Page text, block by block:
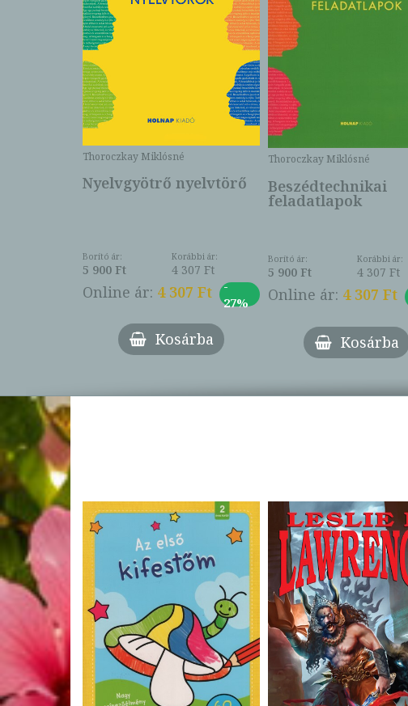
Thoroczkay Miklósné
Nyelvgyötrő nyelvtörő
Borító ár:
5 900 Ft
Korábbi ár:
4 307 Ft
Online ár: 4 307 Ft
-
27%
Kosárba
Thoroczkay Miklósné
Beszédtechnikai
feladatlapok
Borító ár:
5 900 Ft
Korábbi ár:
4 307 Ft
Online ár: 4 307 Ft
Kosárba